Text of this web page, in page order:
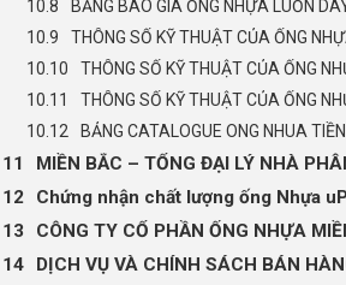
BẢNG BÁO GIÁ ỐNG NHỰA LUỒN
THÔNG SỐ KỸ THUẬT CỦA ỐNG
THÔNG SỐ KỸ THUẬT CỦA ỐNG
THÔNG SỐ KỸ THUẬT CỦA ỐNG
BẢNG CATALOGUE ONG NHUA
MIỀN BẮC – TỔNG ĐẠI LÝ NHÀ
Chứng nhận chất lượng ống Nhựa
CÔNG TY CỔ PHẦN ỐNG NHỰA
DỊCH VỤ VÀ CHÍNH SÁCH BÁN